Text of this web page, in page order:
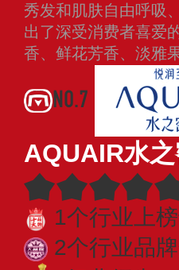
秀发和肌肤自由呼吸
出了深受消费者喜爱
香、鲜花芳香、淡雅
NO.7
AQUAIR水
1个行业上
2个行业品